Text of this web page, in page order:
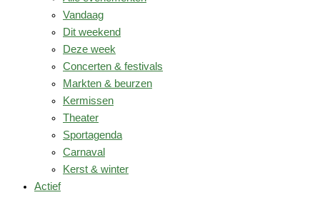
Vandaag
Dit weekend
Deze week
Concerten & festivals
Markten & beurzen
Kermissen
Theater
Sportagenda
Carnaval
Kerst & winter
Actief